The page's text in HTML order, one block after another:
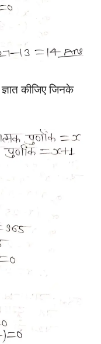
कीजिए जिनके